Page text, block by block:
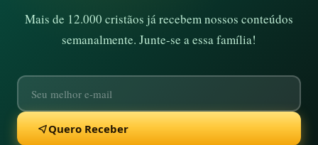
Mais de 12.000 cristãos já recebem nossos conteúdos
semanalmente. Junte-se a essa família!
Quero Receber